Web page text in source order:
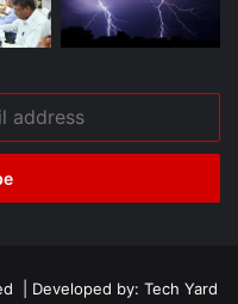
| Developed by: Tech Yard